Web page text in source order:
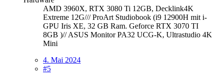
AMD 3960X, RTX 3080 Ti 12GB, Decklink4K
Extreme 12G/// ProArt Studiobook (i9 12900H mit i-
GPU Iris XE, 32 GB Ram. Geforce RTX 3070 TI
8GB )// ASUS Monitor PA32 UCG-K, Ultrastudio 4K
Mini
4. Mai 2024
#5